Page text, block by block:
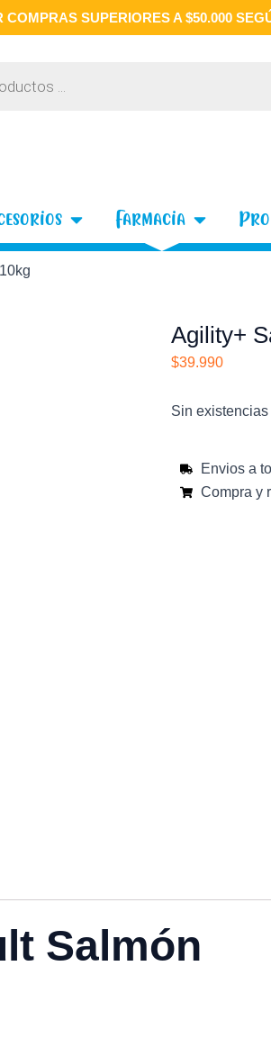
COMPRAS SUPERIORES A $50.000
Open Accesorios
Farmacia Open
Agility+
$39.990
Sin existencias
Envios a
Compra y
Salmón